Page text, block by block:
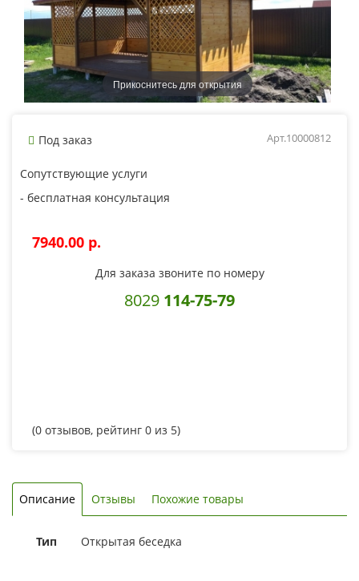
Прикоснитесь для открытия
Под заказ Арт.10000812
Сопутствующие услуги
- бесплатная консультация
7940.00 p.
Для заказа звоните по номеру
8029 114-75-79
(0 отзывов, рейтинг 0 из 5)
Описание Отзывы Похожие товары
Тип Открытая беседка